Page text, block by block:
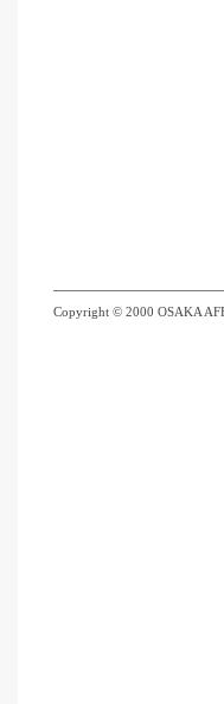
Copyright © 2000 OSAKA